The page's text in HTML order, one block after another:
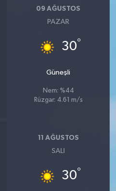
09 AĞUSTOS
PAZAR
30°
Güneşli
Nem: %44
Rüzgar: 4.61 m/s
11 AĞUSTOS
SALI
30°